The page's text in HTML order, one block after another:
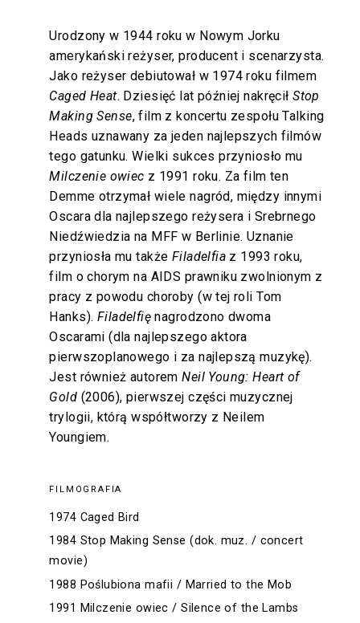
Urodzony w 1944 roku w Nowym Jorku
amerykański reżyser, producent i scenarzysta.
Jako reżyser debiutował w 1974 roku filmem
Caged Heat. Dziesięć lat później nakręciłStop
Making Sense, film z koncertu zespołu Talking
Heads uznawany za jeden najlepszych filmów
tego gatunku. Wielki sukces przyniosło mu
Milczenie owiec z 1991 roku. Za film ten
Demme otrzymał wiele nagród, między innymi
Oscara dla najlepszego reżysera i Srebrnego
Niedźwiedzia na MFF w Berlinie. Uznanie
przyniosła mu także Filadelfia z 1993 roku,
film o chorym na AIDS prawniku zwolnionym z
pracy z powodu choroby (w tej roli Tom
Hanks). Filadelfię nagrodzono dwoma
Oscarami (dla najlepszego aktora
pierwszoplanowego i za najlepszą muzykę).
Jest również autoremNeil Young: Heart of
Gold (2006), pierwszej części muzycznej
trylogii, którą współtworzy z Neilem
Youngiem.
FILMOGRAFIA
1974 Caged Bird
1984 Stop Making Sense (dok. muz. / concert
movie)
1988 Poślubiona mafii / Married to the Mob
1991 Milczenie owiec / Silence of the Lambs